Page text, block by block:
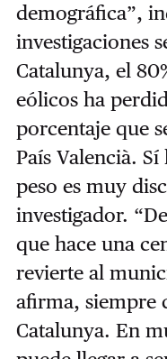
demográfica”,
investigaciones
Catalunya, el
eólicos ha
porcentaje que
País Valencià.
peso es muy
investigador.
que hace una
revierte al
afirma, siempre
Catalunya. En